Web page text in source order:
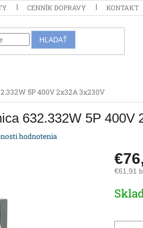
CENNÍK DOPRAVY KONTAKT
HĽADAŤ
5P 400V 2x32A 3x230V
632.332W 5P 400V
hodnotenia
€61,91
cena: